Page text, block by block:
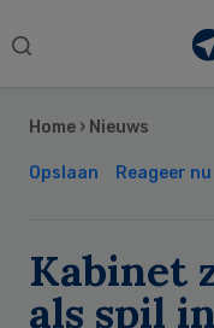
Search
Home › Nieuws
Opslaan Reageer nu
Kabinet
als spil
Sidebar